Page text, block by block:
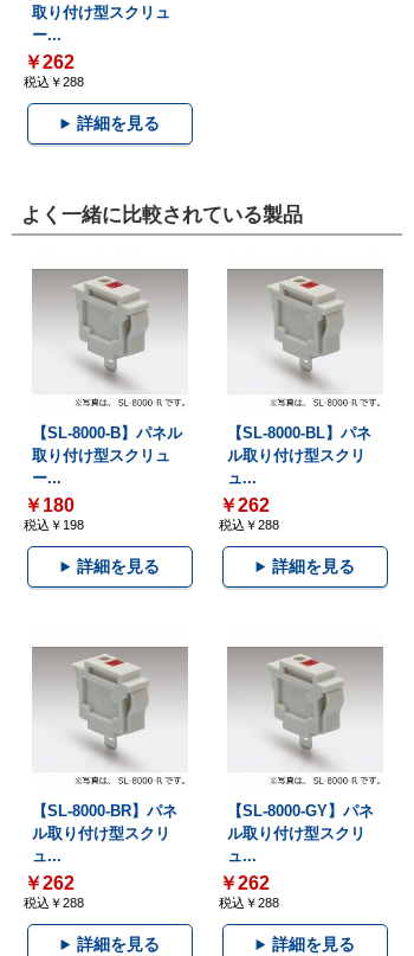
取り付け型スクリュ
ー...
￥262
税込￥288
詳細を見る
よく一緒に比較されている製品
【SL-8000-B】パネル
取り付け型スクリュ
ー...
￥180
税込￥198
詳細を見る
【SL-8000-BL】パネ
ル取り付け型スクリ
ュ...
￥262
税込￥288
詳細を見る
【SL-8000-BR】パネ
ル取り付け型スクリ
ュ...
￥262
税込￥288
詳細を見る
【SL-8000-GY】パネ
ル取り付け型スクリ
ュ...
￥262
税込￥288
詳細を見る